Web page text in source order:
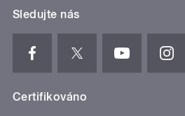
Sledujte nás
Certifikováno